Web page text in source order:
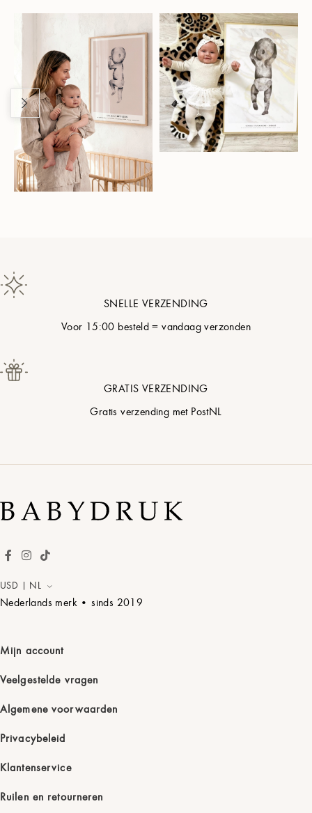
Achtergrond Toepassen
Fluweelzwart
Poederblauw
Dino
Cuteplanets
Kaart kleur
Nacht Blauw
Pistachecrème
SNELLE VERZENDING
Voor 15:00 besteld = vandaag verzonden
GRATIS VERZENDING
Gratis verzending met PostNL
USD | NL
Nederlands merk • sinds 2019
Mijn account
Veelgestelde vragen
Algemene voorwaarden
Privacybeleid
Klantenservice
Ruilen en retourneren